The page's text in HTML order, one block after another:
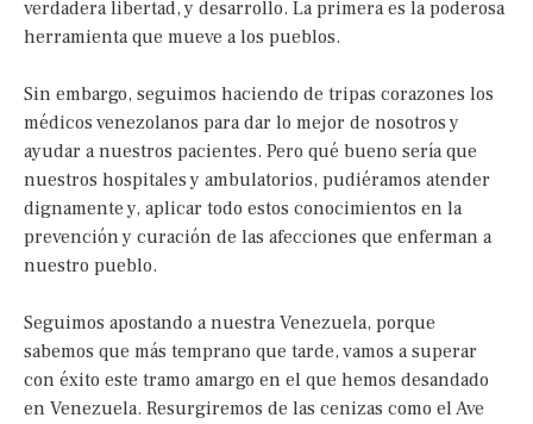
verdadera libertad, y desarrollo. La primera es la poderosa
herramienta que mueve a los pueblos.
Sin embargo, seguimos haciendo de tripas corazones los
médicos venezolanos para dar lo mejor de nosotros y
ayudar a nuestros pacientes. Pero qué bueno sería que
nuestros hospitales y ambulatorios, pudiéramos atender
dignamente y, aplicar todo estos conocimientos en la
prevención y curación de las afecciones que enferman a
nuestro pueblo.
Seguimos apostando a nuestra Venezuela, porque
sabemos que más temprano que tarde, vamos a superar
con éxito este tramo amargo en el que hemos desandado
en Venezuela. Resurgiremos de las cenizas como el Ave